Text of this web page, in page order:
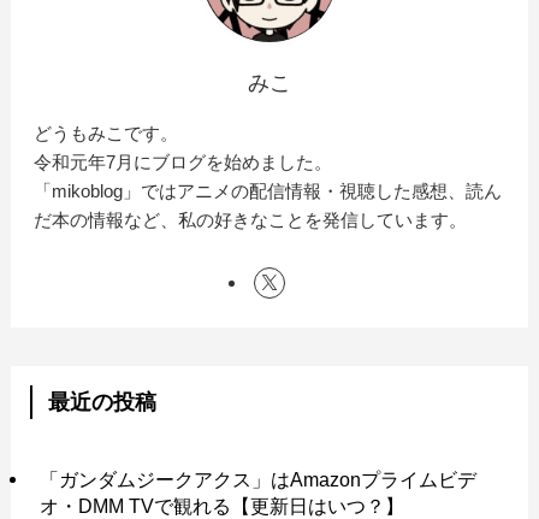
みこ
どうもみこです。
令和元年7月にブログを始めました。
「mikoblog」ではアニメの配信情報・視聴した感想、読ん
だ本の情報など、私の好きなことを発信しています。
最近の投稿
「ガンダムジークアクス」はAmazonプライムビデ
オ・DMM TVで観れる【更新日はいつ？】